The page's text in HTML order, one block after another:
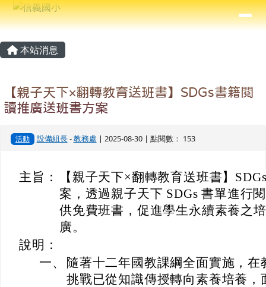
跳至主內容區
信義國小
⏸
導覽列
主內容區域
本站消息
【親子天下×翻轉教育送班書】SDGs書籍閱
讀推廣送班書方案
活動 設備組長-教務處 | 2025-08-30 | 點閱數： 153
主旨：
【親子天下×翻轉教育送班書】
案，透過親子天下 SDGs 書單進行
供免費班書，促進學生永續素養之
廣。
說明：
一、
隨著十二年國教課綱全面實施，
挑戰已從知識傳授轉向素養培養
頁尾區域